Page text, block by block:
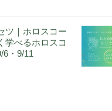
ツ｜ホロスコー
学べるホロスコ
6・9/11